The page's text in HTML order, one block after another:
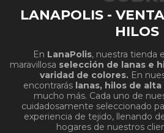
LANAPOLIS -
HILOS
En LanaPolis, nuestra tienda
maravillosa selección de lanas e
varidad de colores. En
encontrarás lanas, hilos de
mucho más. Cada uno de
cuidadosamente seleccionado
experiencia de tejido, llenando
hogares de nuestros